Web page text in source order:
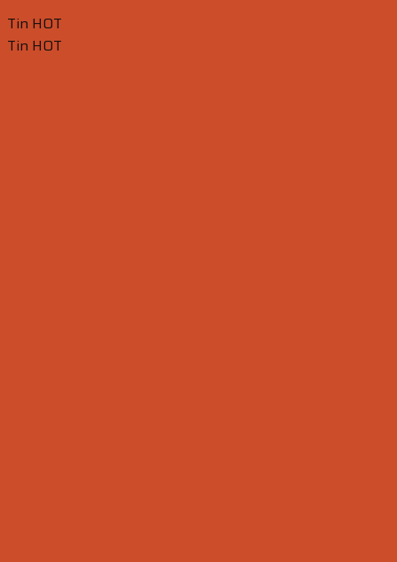
Tin HOT
Tin HOT